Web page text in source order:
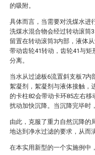
的吸附。
具体而言，当需要对洗煤水进
洗煤水混合物会经过转动滚筒
留置在转动滚筒3内部，液体
带动齿轮41转动，齿轮41与
分离。
当水从过滤板6流置斜支板7内
絮凝剂，絮凝剂与液体接触，
的卡柱82会带动卡环85左右
扰动加快沉降。当沉降完毕时
由此，克服了重力自然沉降的
地达到净水过滤的要求，从而
在本实用新型的一个实施例中